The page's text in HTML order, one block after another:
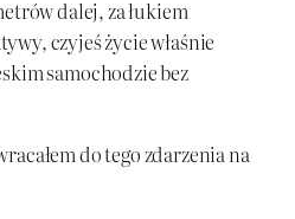
dalej, za łukiem
czyjeś życie właśnie
samochodzie bez
do tego zdarzenia na